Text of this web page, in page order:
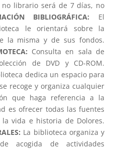
librario será de 7 días, no
BIBLIOGRÁFICA: El
le orientará sobre la
la misma y de sus fondos.
Consulta en sala de
de DVD y CD-ROM.
dedica un espacio para
recoge y organiza cualquier
que haga referencia a la
es ofrecer todas las fuentes
vida e historia de Dolores.
La biblioteca organiza y
acogida de actividades